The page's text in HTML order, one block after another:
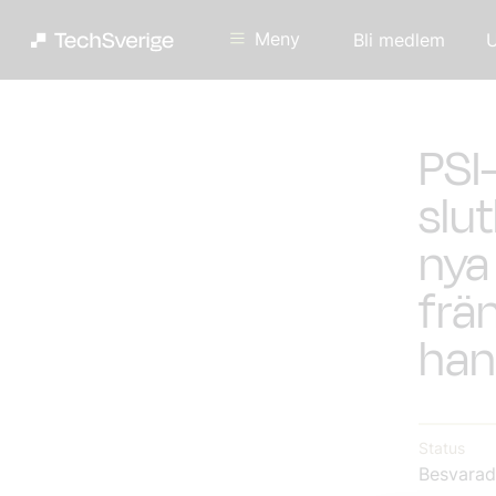
Meny Bli medlem
Status
Besvarad